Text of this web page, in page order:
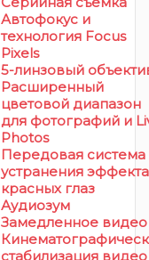
Автофокус и
технология Focus
Pixels
5-линзовый
Расширенный
цветовой диапазон
для фотографий и
Photos
Передовая система
устранения эффекта
красных глаз
Аудиозум
Замедленное видео
стабилизация видео